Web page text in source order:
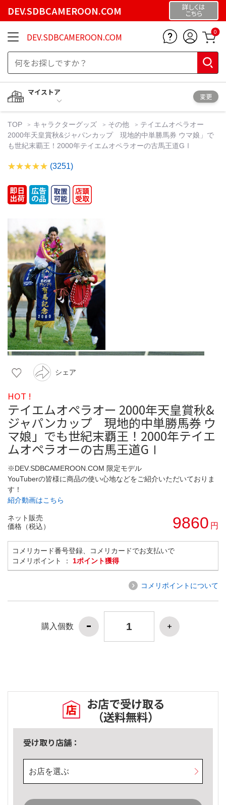
DEV.SDBCAMEROON.COM 詳しくは
こちら
DEV.SDBCAMEROON.COM 0
マイストア
変更
TOP キャラクターグッズ その他
テイエムオペラオー
2000年天皇賞秋&ジャパンカップ 現地的中単勝馬券 ウマ娘」で
も世紀末覇王！2000年テイエムオペラオーの古馬王道GⅠ
(3251)
シェア
HOT !
テイエムオペラオー 2000年天皇賞秋&
ジャパンカップ 現地的中単勝馬券 ウ
マ娘」でも世紀末覇王！2000年テイエ
ムオペラオーの古馬王道GⅠ
※DEV.SDBCAMEROON.COM 限定モデル
YouTuberの皆様に商品の使い心地などをご紹介いただいておりま
す！
紹介動画はこちら
ネット販売
価格（税込）
9860 円
コメリカード番号登録、コメリカードでお支払いで
コメリポイント ： 1ポイント獲得
コメリポイントについて
購入個数
お店で受け取る
（送料無料）
受け取り店舗：
お店を選ぶ